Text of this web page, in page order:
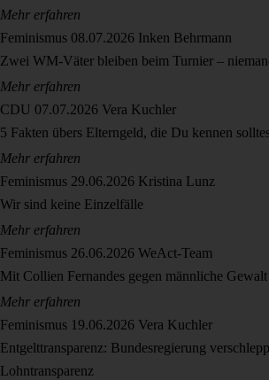
Mehr erfahren
Feminismus 08.07.2026 Inken Behrmann
Zwei WM-Väter bleiben beim Turnier –
Mehr erfahren
CDU 07.07.2026 Vera Kuchler
5 Fakten übers Elterngeld, die Du kennen
Mehr erfahren
Feminismus 29.06.2026 Kristina Lunz
Wir sind keine Einzelfälle
Mehr erfahren
Feminismus 26.06.2026 WeAct-Team
Mit Collien Fernandes gegen männliche Gewalt
Mehr erfahren
Feminismus 19.06.2026 Vera Kuchler
Entgelttransparenz: Bundesregierung
Lohntransparenz